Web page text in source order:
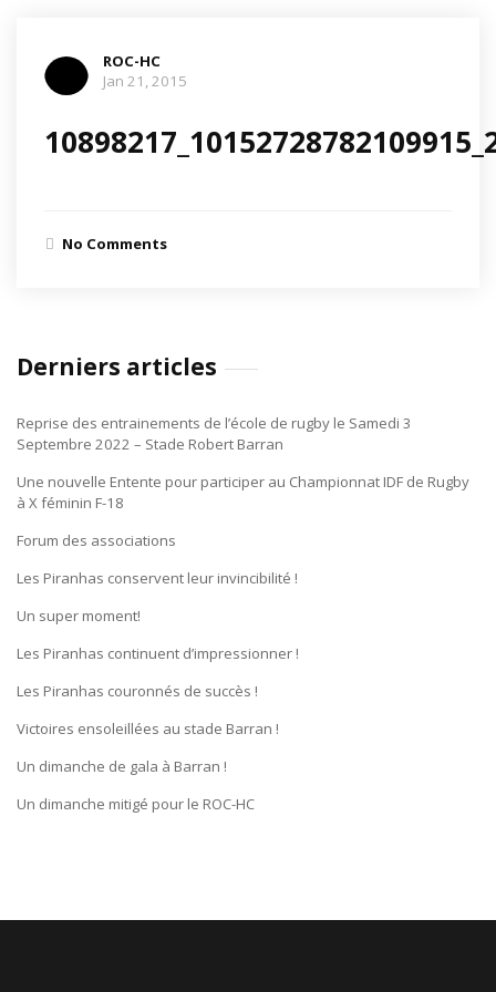
ROC-HC
Jan 21, 2015
No Comments
Derniers articles
Reprise des entrainements de l’école de rugby le Samedi 3
Septembre 2022 – Stade Robert Barran
Une nouvelle Entente pour participer au Championnat IDF de Rugby
à X féminin F-18
Forum des associations
Les Piranhas conservent leur invincibilité !
Un super moment!
Les Piranhas continuent d’impressionner !
Les Piranhas couronnés de succès !
Victoires ensoleillées au stade Barran !
Un dimanche de gala à Barran !
Un dimanche mitigé pour le ROC-HC